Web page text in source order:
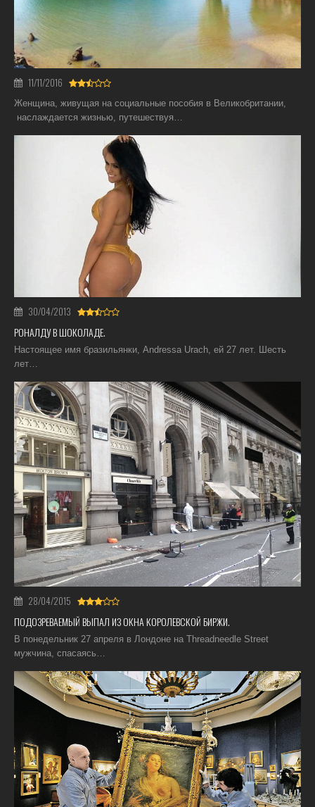
11/11/2016
Женщина, живущая на социальные пособия в Великобритании,
наслаждается жизнью, путешествуя…
30/04/2013
РОНАЛДУ В ШОКОЛАДЕ.
Настоящее имя бразильянки, Andressa Urach, ей 27 лет. Шесть
лет…
28/04/2015
ПОДОЗРЕВАЕМЫЙ ВЫПАЛ ИЗ ОКНА КОРОЛЕВСКОЙ БИРЖИ.
В понедельник 27 апреля в Лондоне на Threadneedle Street
мужчина, спасаясь…